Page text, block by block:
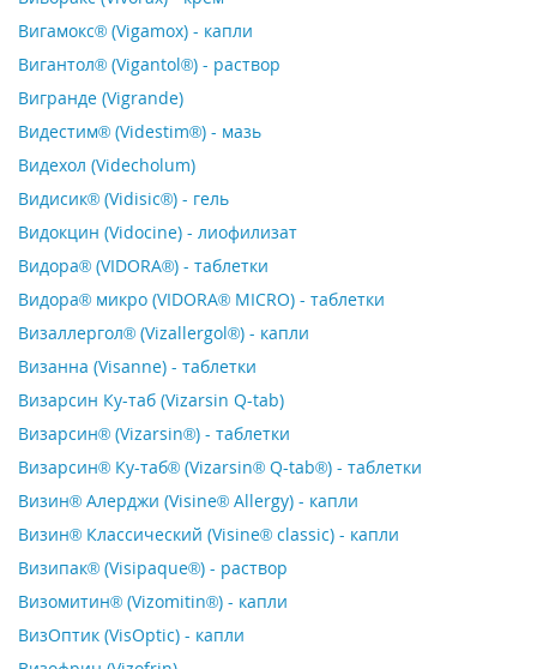
Вигамокс® (Vigamox) - капли
Вигантол® (Vigantol®) - раствор
Вигранде (Vigrande)
Видестим® (Videstim®) - мазь
Видехол (Videcholum)
Видисик® (Vidisic®) - гель
Видокцин (Vidocine) - лиофилизат
Видора® (VIDORA®) - таблетки
Видора® микро (VIDORA® MICRO) - таблетки
Визаллергол® (Vizallergol®) - капли
Визанна (Visanne) - таблетки
Визарсин Ку-таб (Vizarsin Q-tab)
Визарсин® (Vizarsin®) - таблетки
Визарсин® Ку-таб® (Vizarsin® Q-tab®) - таблетки
Визин® Алерджи (Visine® Allergy) - капли
Визин® Классический (Visine® classic) - капли
Визипак® (Visipaque®) - раствор
Визомитин® (Vizomitin®) - капли
ВизОптик (VisOptic) - капли